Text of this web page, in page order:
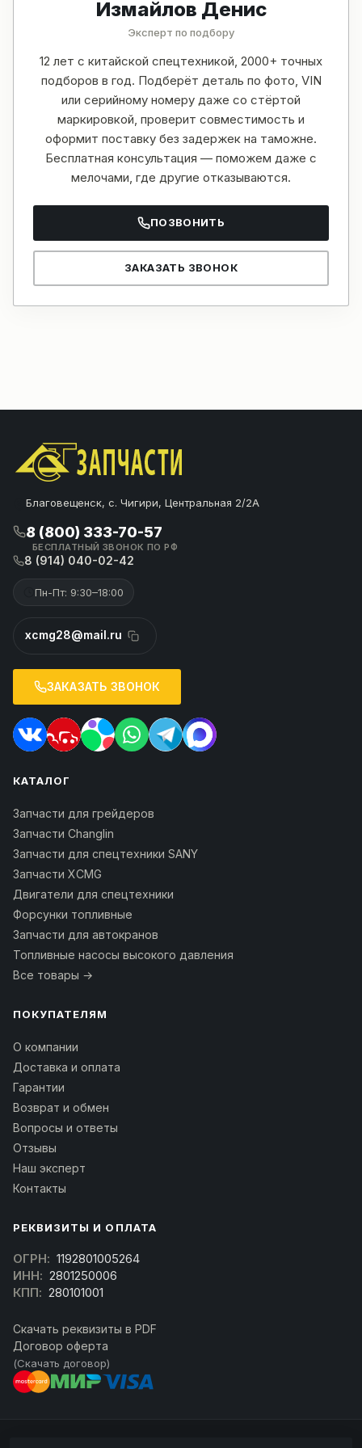
Измайлов Денис
Эксперт по подбору
12 лет с китайской спецтехникой, 2000+ точных
подборов в год. Подберёт деталь по фото, VIN
или серийному номеру даже со стёртой
маркировкой, проверит совместимость и
оформит поставку без задержек на таможне.
Бесплатная консультация — поможем даже с
мелочами, где другие отказываются.
ПОЗВОНИТЬ
ЗАКАЗАТЬ ЗВОНОК
Благовещенск, с. Чигири, Центральная 2/2А
8 (800) 333-70-57
БЕСПЛАТНЫЙ ЗВОНОК ПО РФ
8 (914) 040-02-42
Пн-Пт: 9:30–18:00
xcmg28@mail.ru
ЗАКАЗАТЬ ЗВОНОК
КАТАЛОГ
Запчасти для грейдеров
Запчасти Changlin
Запчасти для спецтехники SANY
Запчасти XCMG
Двигатели для спецтехники
Форсунки топливные
Запчасти для автокранов
Топливные насосы высокого давления
Все товары →
ПОКУПАТЕЛЯМ
О компании
Доставка и оплата
Гарантии
Возврат и обмен
Вопросы и ответы
Отзывы
Наш эксперт
Контакты
РЕКВИЗИТЫ И ОПЛАТА
ОГРН: 1192801005264
ИНН: 2801250006
КПП: 280101001
Скачать реквизиты в PDF
Договор оферта
(Скачать договор)